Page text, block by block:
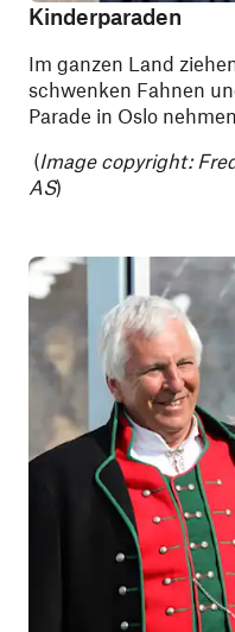
Kinderparaden
Im ganzen Land
schwenken Fahnen
Parade in Oslo
(Image copyright:
AS)